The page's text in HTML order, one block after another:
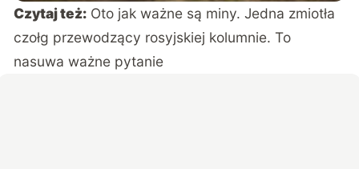
Czytaj też: Oto jak ważne są miny. Jedna zmiotła
czołg przewodzący rosyjskiej kolumnie. To
nasuwa ważne pytanie